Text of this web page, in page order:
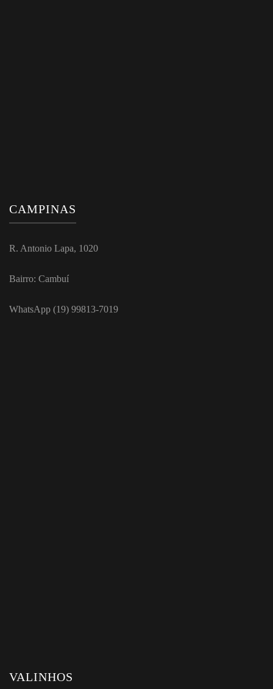
CAMPINAS
R. Antonio Lapa, 1020
Bairro: Cambuí
WhatsApp (19) 99813-7019
VALINHOS